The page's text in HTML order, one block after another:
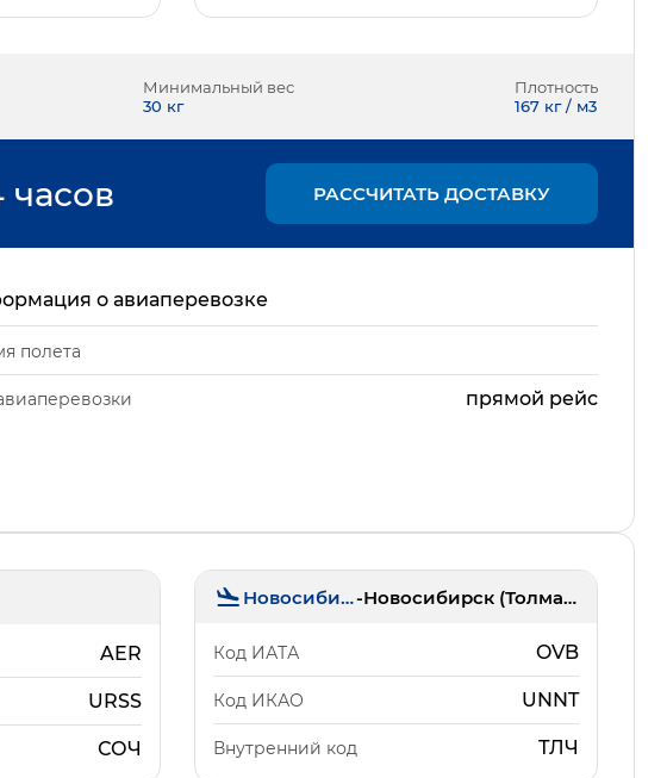
Минимальный вес
30 кг
Плотность
167 кг / м3
часов РАССЧИТАТЬ ДОСТАВКУ
о авиаперевозке
полета
прямой рейс
AER
URSS
СОЧ
Новосибирск- Новосибирск (Толмачёво)
Код ИАТА OVB
Код ИКАО UNNT
Внутренний код ТЛЧ